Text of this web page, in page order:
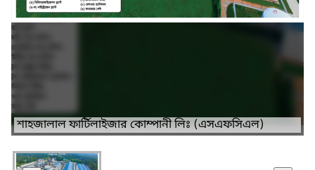
শাহজালাল ফার্টিলাইজার কোম্পানী লিঃ (এসএফসিএল)